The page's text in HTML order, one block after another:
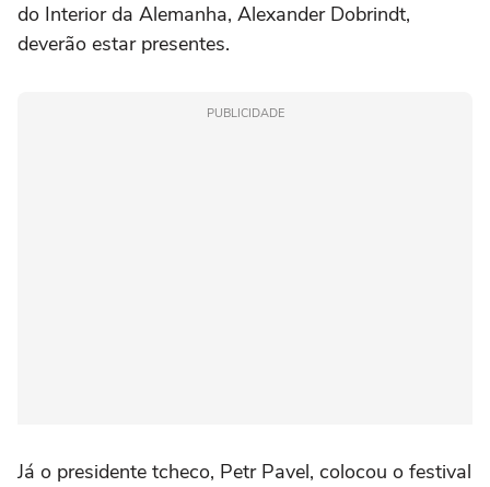
do Interior da Alemanha, Alexander Dobrindt,
deverão estar presentes.
PUBLICIDADE
Já o presidente tcheco, Petr Pavel, colocou o festival